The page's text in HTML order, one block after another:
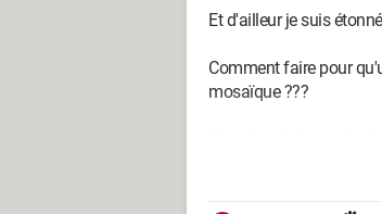
Et d'ailleur je suis
Comment faire pour
mosaïque ???
Je suis certain que la